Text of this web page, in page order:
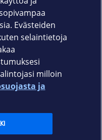
Evästeiden
selaintietoja
milloin
ja